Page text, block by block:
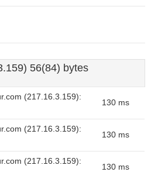
56(84) bytes
(217.16.3.159):
130 ms
(217.16.3.159):
130 ms
(217.16.3.159):
130 ms